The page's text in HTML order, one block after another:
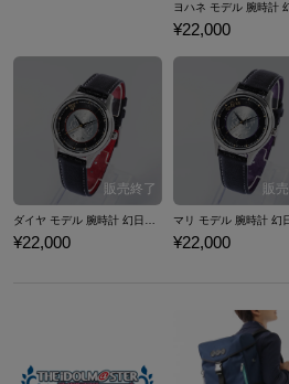
¥22,000
¥22,000 ¥22,000